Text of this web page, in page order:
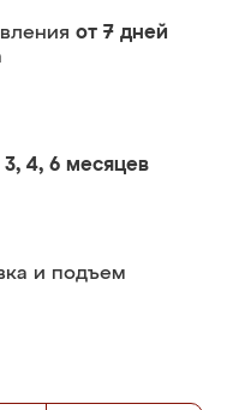
от 7 дней
3, 4, 6 месяцев
и подъем